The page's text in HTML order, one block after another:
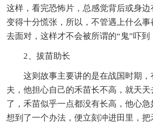
这样，看完恐怖片，总感觉背后或身
变得十分慌张，所以，不管遇上什么
去面对，这样才不会被所谓的“鬼”吓到
2、拔苗助长
这则故事主要讲的是在战国时期
夫，他担心自己的禾苗长不高，就天
了，禾苗似乎一点都没有长高，他心
想到了一个办法，便立刻冲进田里，